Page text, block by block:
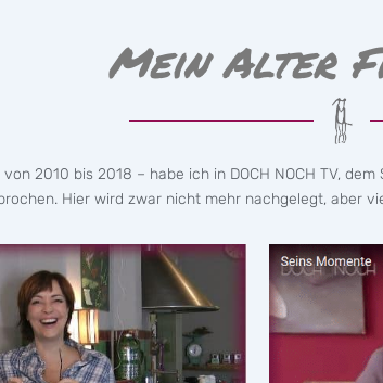
Mein Alter
2010 bis 2018 – habe ich in DOCH NOCH TV,
Hier wird zwar nicht mehr nachgelegt, aber